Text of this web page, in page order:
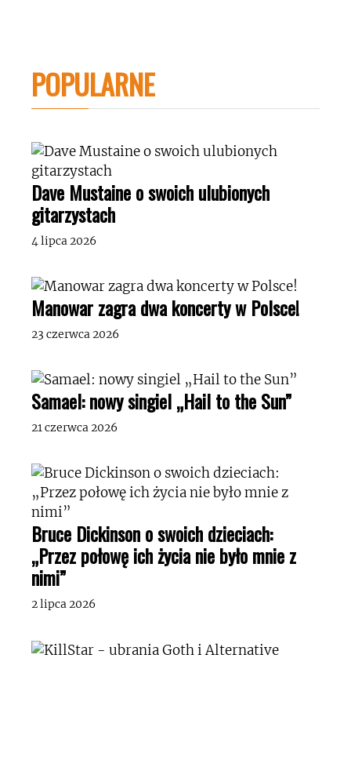
POPULARNE
Dave Mustaine o swoich ulubionych
gitarzystach
4 lipca 2026
Manowar zagra dwa koncerty w Polsce!
23 czerwca 2026
Samael: nowy singiel „Hail to the Sun”
21 czerwca 2026
Bruce Dickinson o swoich dzieciach:
„Przez połowę ich życia nie było mnie z
nimi”
2 lipca 2026